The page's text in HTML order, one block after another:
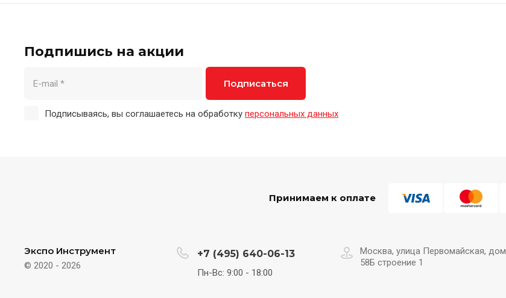
Подпишись на акции
Подписываясь, вы соглашаетесь на обработку персональных данных
Подписаться
Принимаем к оплате
Экспо Инструмент
© 2020 - 2026
+7 (495) 640-06-13
Пн-Вс: 9:00 - 18:00
Москва, улица Первомайская, дом
58Б строение 1